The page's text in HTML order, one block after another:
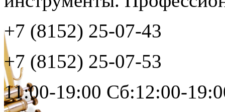
+7 (8152) 25-07-43
+7 (8152) 25-07-53
11:00-19:00 Сб:12:00-